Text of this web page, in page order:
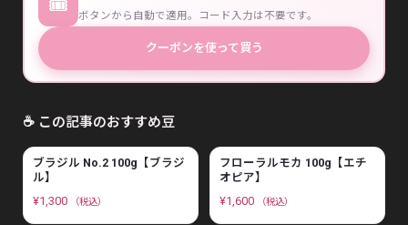
🎟 ボタンから自動で適用。コード入力は不要です。
クーポンを使って買う
☕ この記事のおすすめ豆
ブラジル No.2 100g【ブラジ
ル】
¥1,300 （税込）
フローラルモカ 100g【エチ
オピア】
¥1,600 （税込）